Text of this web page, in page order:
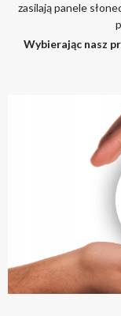
zasilają panele
Wybierając nasz